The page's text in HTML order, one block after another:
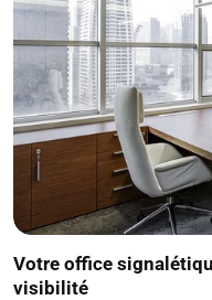
Votre office
visibilité